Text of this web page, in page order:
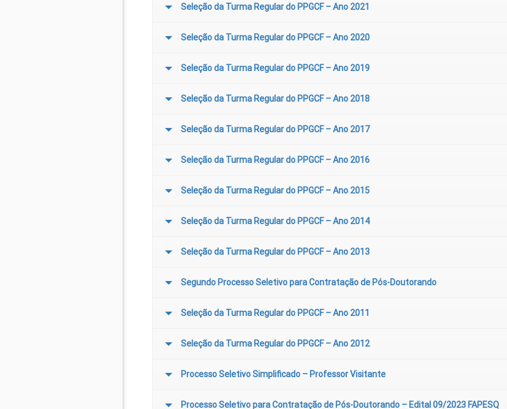
Seleção da Turma Regular do PPGCF – Ano 2021
Seleção da Turma Regular do PPGCF – Ano 2020
Seleção da Turma Regular do PPGCF – Ano 2019
Seleção da Turma Regular do PPGCF – Ano 2018
Seleção da Turma Regular do PPGCF – Ano 2017
Seleção da Turma Regular do PPGCF – Ano 2016
Seleção da Turma Regular do PPGCF – Ano 2015
Seleção da Turma Regular do PPGCF – Ano 2014
Seleção da Turma Regular do PPGCF – Ano 2013
Segundo Processo Seletivo para Contratação de Pós-Doutorando
Seleção da Turma Regular do PPGCF – Ano 2011
Seleção da Turma Regular do PPGCF – Ano 2012
Processo Seletivo Simplificado – Professor Visitante
Processo Seletivo para Contratação de Pós-Doutorando – Edital 09/2023 FAPESQ